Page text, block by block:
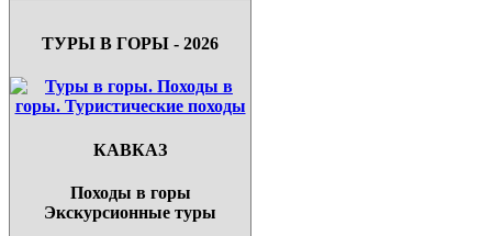
ТУРЫ В ГОРЫ - 2026
КАВКАЗ
Походы в горы
Экскурсионные туры